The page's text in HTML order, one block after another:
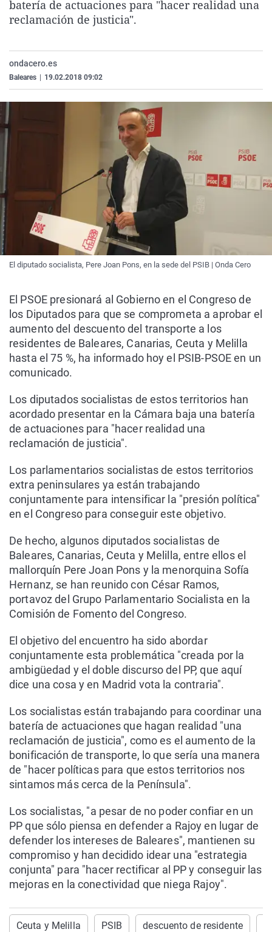
La rosa de los vientos
Como el perro y el
Caso
Equipo de
Extremadura
La Rioja
Virales
Elecciones
batería de actuaciones para "hacer realidad una
reclamación de justicia".
ondacero.es
Baleares 19.02.2018 09:02
El diputado socialista, Pere Joan Pons, en la sede del PSIB | Onda Cero
El PSOE presionará al Gobierno en el Congreso de
los Diputados para que se comprometa a aprobar el
aumento del descuento del transporte a los
residentes de Baleares, Canarias, Ceuta y Melilla
hasta el 75 %, ha informado hoy el PSIB-PSOE en un
comunicado.
Los diputados socialistas de estos territorios han
acordado presentar en la Cámara baja una batería
de actuaciones para "hacer realidad una
reclamación de justicia".
Los parlamentarios socialistas de estos territorios
extra peninsulares ya están trabajando
conjuntamente para intensificar la "presión política"
en el Congreso para conseguir este objetivo.
De hecho, algunos diputados socialistas de
Baleares, Canarias, Ceuta y Melilla, entre ellos el
mallorquín Pere Joan Pons y la menorquina Sofía
Hernanz, se han reunido con César Ramos,
portavoz del Grupo Parlamentario Socialista en la
Comisión de Fomento del Congreso.
El objetivo del encuentro ha sido abordar
conjuntamente esta problemática "creada por la
ambigüedad y el doble discurso del PP, que aquí
dice una cosa y en Madrid vota la contraria".
Los socialistas están trabajando para coordinar una
batería de actuaciones que hagan realidad "una
reclamación de justicia", como es el aumento de la
bonificación de transporte, lo que sería una manera
de "hacer políticas para que estos territorios nos
sintamos más cerca de la Península".
Los socialistas, "a pesar de no poder confiar en un
PP que sólo piensa en defender a Rajoy en lugar de
defender los intereses de Baleares", mantienen su
compromiso y han decidido idear una "estrategia
conjunta" para "hacer rectificar al PP y conseguir las
mejoras en la conectividad que niega Rajoy".
Ceuta y Melilla PSIB descuento de residente